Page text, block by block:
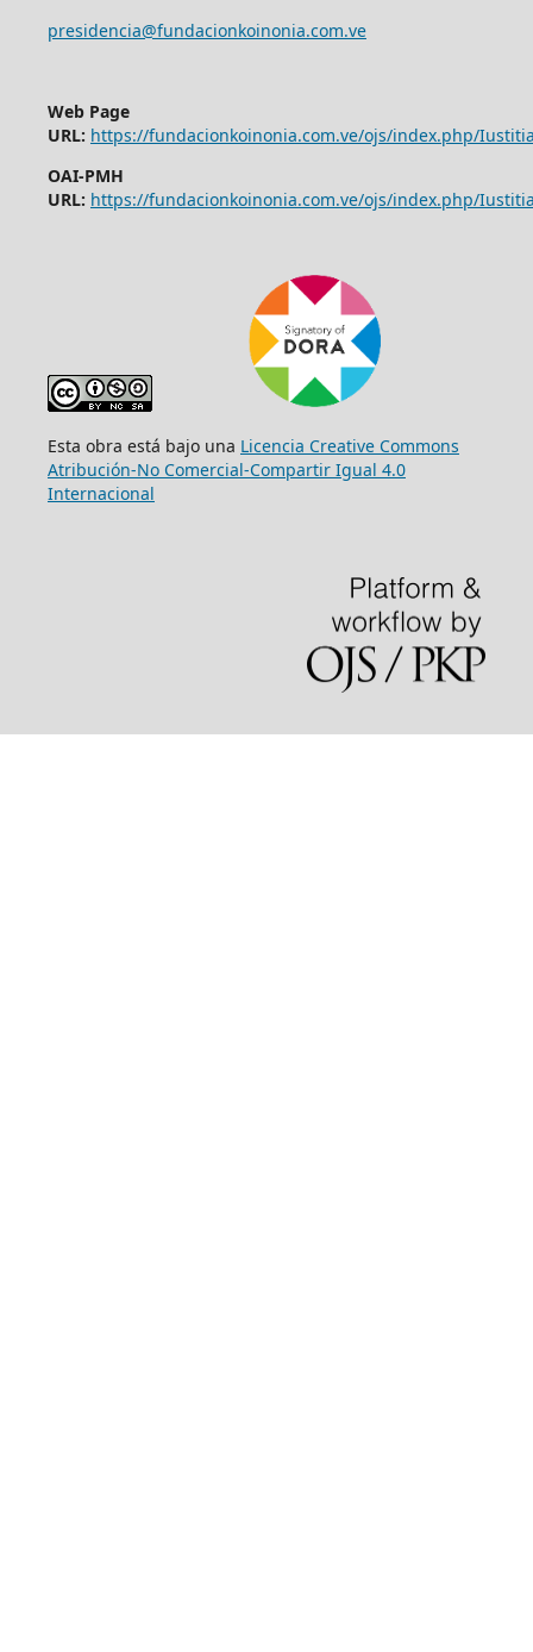
presidencia@fundacionkoinonia.com.ve
Web Page
URL: https://fundacionkoinonia.com.ve/ojs/index.php/
OAI-PMH
URL: https://fundacionkoinonia.com.ve/ojs/index.php/
Esta obra está bajo una Licencia Creative Commons
Atribución-No Comercial-Compartir Igual 4.0
Internacional